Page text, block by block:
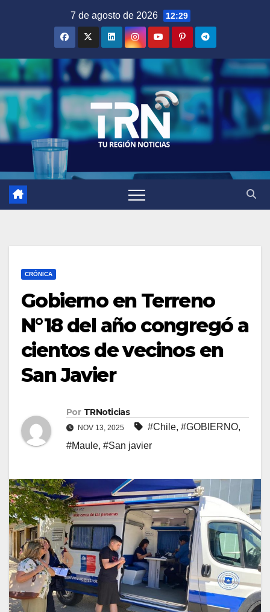
7 de agosto de 2026 12:29
CRÓNICA
Gobierno en Terreno
N°18 del año congregó a
cientos de vecinos en
San Javier
Por TRNoticias
NOV 13, 2025 #Chile, #GOBIERNO,
#Maule, #San javier